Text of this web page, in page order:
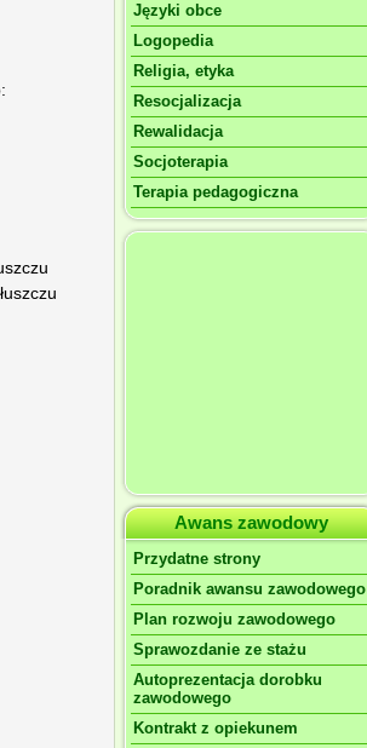
Języki obce
Logopedia
Religia, etyka
Resocjalizacja
Rewalidacja
Socjoterapia
Terapia pedagogiczna
Awans zawodowy
Przydatne strony
Poradnik awansu zawodowego
Plan rozwoju zawodowego
Sprawozdanie ze stażu
Autoprezentacja dorobku
zawodowego
Kontrakt z opiekunem